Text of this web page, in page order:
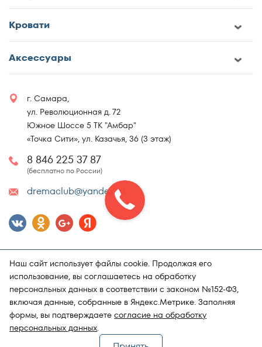
Кровати
Аксессуары
г. Самара,
ул. Революционная д. 72
Южное Шоссе 5 ТК "Амбар"
«Точка Сити», ул. Казачья, 36 (3 этаж)
8 846 225 37 87
(бесплатно по России)
dremaclub@yandex.ru
Магазин матрасов "DRёMA" Поддержка и продвижение сайта
Карта сайта Политика конфиденциальности
Наш сайт использует файлы cookie. Продолжая его
использование, вы соглашаетесь на обработку
персональных данных в соответствии с законом №152-ФЗ,
включая данные, собранные в Яндекс.Метрике. Заполняя
формы, вы подтверждаетесогласие на обработку
персональных данных.